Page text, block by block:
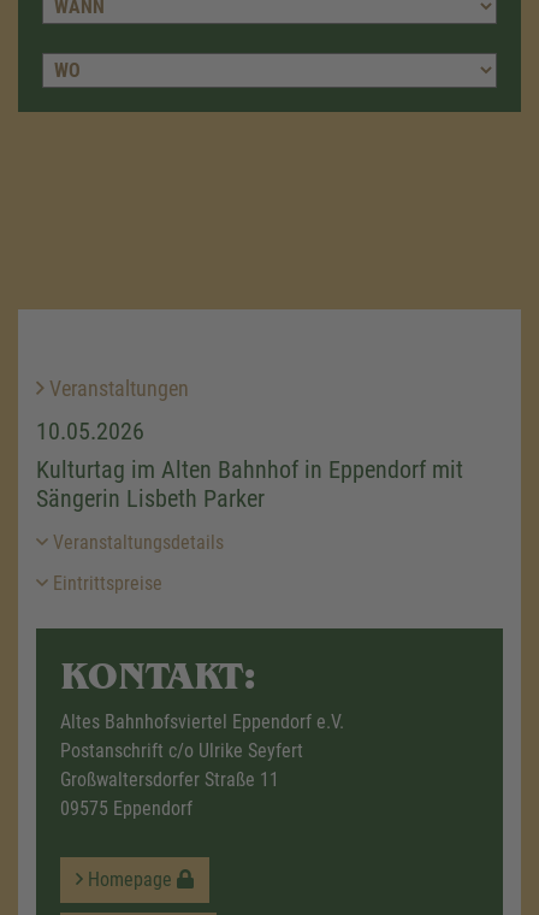
Veranstaltungen
10.05.2026
Kulturtag im Alten Bahnhof in Eppendorf mit
Sängerin Lisbeth Parker
Veranstaltungsdetails
Eintrittspreise
KONTAKT:
Altes Bahnhofsviertel Eppendorf e.V.
Postanschrift c/o Ulrike Seyfert
Großwaltersdorfer Straße 11
09575 Eppendorf
Homepage